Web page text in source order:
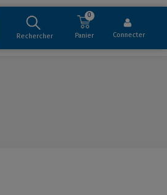
Rechercher Panier
0
Connecter